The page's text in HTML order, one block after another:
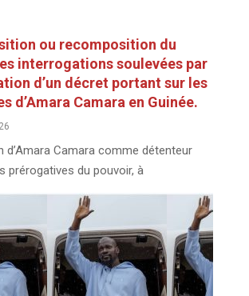
ou recomposition du
interrogations soulevées par
d’un décret portant sur les
d’Amara Camara en Guinée.
d’Amara Camara comme détenteur
prérogatives du pouvoir, à